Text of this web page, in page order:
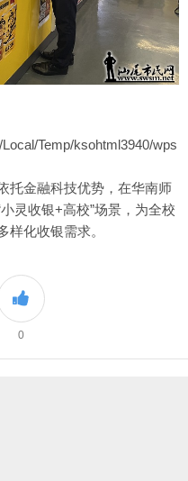
Temp/ksohtml3940/wps
托金融科技优势，在华南师
灵收银+高校”场景，为全校
样化收银需求。
0